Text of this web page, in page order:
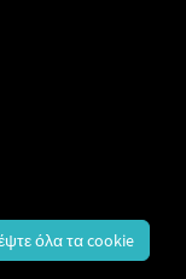
όλα τα cookie